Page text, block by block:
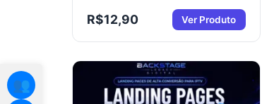
R$12,90 Ver Produto
👥